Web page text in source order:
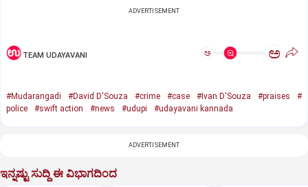
ADVERTISEMENT
TEAM UDAYAVANI ಅ ಅ
#Mudarangadi #David D'Souza #crime #case #Ivan D'Souza #praises
#
police
#swift action #news #udupi #udayavani kannada
ADVERTISEMENT
ಇನ್ನಷ್ಟು ಸುದ್ದಿ ಈ ವಿಭಾಗದಿಂದ